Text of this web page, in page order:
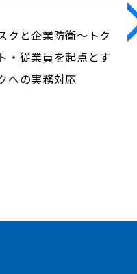
クと企業防衛～トク
・従業員を起点とす
への実務対応